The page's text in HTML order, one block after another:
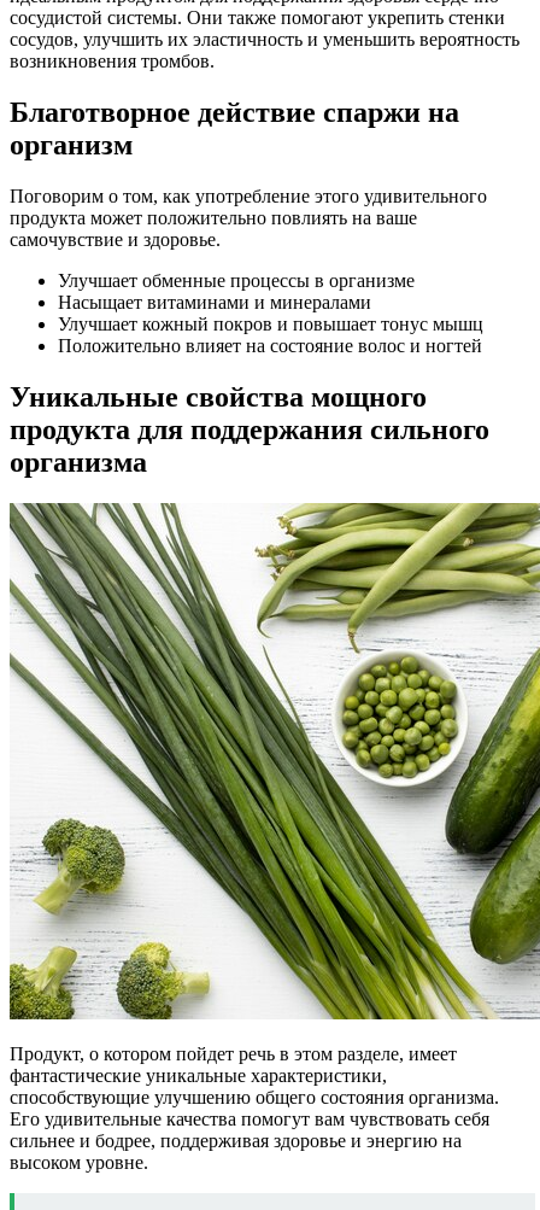
сосудистой системы. Они также помогают укрепить стенки
сосудов, улучшить их эластичность и уменьшить вероятность
возникновения тромбов.
Благотворное действие спаржи на
организм
Поговорим о том, как употребление этого удивительного
продукта может положительно повлиять на ваше
самочувствие и здоровье.
Улучшает обменные процессы в организме
Насыщает витаминами и минералами
Улучшает кожный покров и повышает тонус мышц
Положительно влияет на состояние волос и ногтей
Уникальные свойства мощного
продукта для поддержания сильного
организма
Продукт, о котором пойдет речь в этом разделе, имеет
фантастические уникальные характеристики,
способствующие улучшению общего состояния организма.
Его удивительные качества помогут вам чувствовать себя
сильнее и бодрее, поддерживая здоровье и энергию на
высоком уровне.